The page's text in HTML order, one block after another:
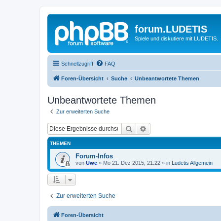
forum.LUDETIS
Spiele und diskutiere mit LUDETIS.
Schnellzugriff FAQ
Foren-Übersicht Suche Unbeantwortete Themen
Unbeantwortete Themen
Zur erweiterten Suche
Suche
THEMEN
Forum-Infos
von Uwe » Mo 21. Dez 2015, 21:22 » in Ludetis Allgemein
Zur erweiterten Suche
Foren-Übersicht